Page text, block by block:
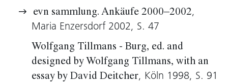
festhielt. Jetzt ist er subtiler Beobachter von
Dingen, die sonst niemandem auffallen. Wobei
er immer mit dem nicht zu Erwartenden agiert
und der Zufall zum einkalkulierbaren Faktum
wird. Dies sowohl im Moment der Aufnahme
evn sammlung. Ankäufe 2000–2002,
Maria Enzersdorf 2002, S. 47
Wolfgang Tillmans - Burg, ed. and
designed by Wolfgang Tillmans, with an
essay by David Deitcher, Köln 1998, S. 91